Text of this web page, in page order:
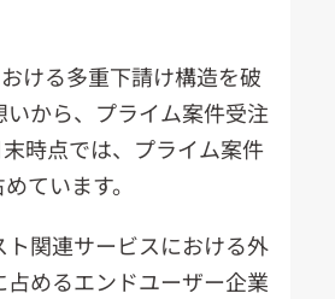
ける多重下請け構造を破
から、プライム案件受注
時点では、プライム案件
ています。
関連サービスにおける外
めるエンドユーザー企業